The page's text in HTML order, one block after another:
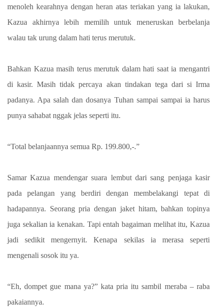
menoleh kearahnya dengan heran atas teriakan yang ia lakukan,
Kazua akhirnya lebih memilih untuk meneruskan berbelanja
walau tak urung dalam hati terus merutuk.
Bahkan Kazua masih terus merutuk dalam hati saat ia mengantri
di kasir. Masih tidak percaya akan tindakan tega dari si Irma
padanya. Apa salah dan dosanya Tuhan sampai sampai ia harus
punya sahabat nggak jelas seperti itu.
“Total belanjaannya semua Rp. 199.800,-.”
Samar Kazua mendengar suara lembut dari sang penjaga kasir
pada pelangan yang berdiri dengan membelakangi tepat di
hadapannya. Seorang pria dengan jaket hitam, bahkan topinya
juga sekalian ia kenakan. Tapi entah bagaiman melihat itu, Kazua
jadi sedikit mengernyit. Kenapa sekilas ia merasa seperti
mengenali sosok itu ya.
“Eh, dompet gue mana ya?” kata pria itu sambil meraba – raba
pakaiannya.